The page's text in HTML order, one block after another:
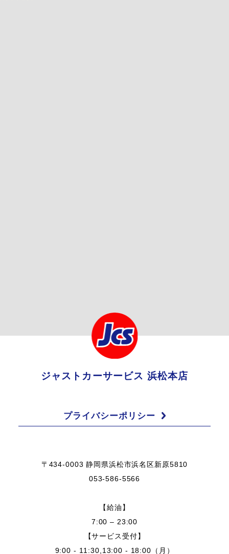
ジャストカーサービス 浜松本店
プライバシーポリシー
〒434-0003 静岡県浜松市浜名区新原5810
053-586-5566
【給油】
7:00 – 23:00
【サービス受付】
9:00 - 11:30,13:00 - 18:00（月）